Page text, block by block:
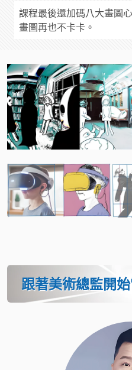
課程最後還加碼八大畫圖
畫圖再也不卡卡。
跟著美術總監開